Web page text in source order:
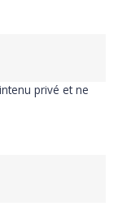
privé et ne